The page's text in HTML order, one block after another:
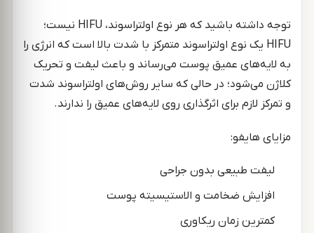
توجه داشته باشید که هر نوع اولتراسوند، HIFU نیست؛
HIFU یک نوع اولتراسوند متمرکز با شدت بالا است که انرژی را
به لایه‌های عمیق پوست می‌رساند و باعث لیفت و تحریک
کلاژن می‌شود؛ در حالی که سایر روش‌های اولتراسوند شدت
و تمرکز لازم برای اثرگذاری روی لایه‌های عمیق را ندارند.
مزایای هایفو:
لیفت طبیعی بدون جراحی
افزایش ضخامت و الاستیسیته پوست
کمترین زمان ریکاوری